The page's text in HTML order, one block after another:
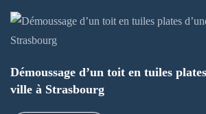
Démoussage d’un toit en tuiles
ville à Strasbourg